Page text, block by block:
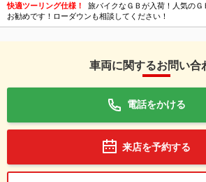
快適ツーリング仕様！
旅バイクなＧＢが入荷！人気の
お勧めです！ローダウンも相談してください！
車両に関するお問い合
電話をかける
来店を予約する